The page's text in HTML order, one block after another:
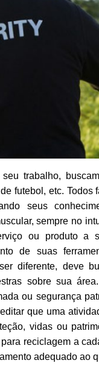
trabalho,
futebol, etc. Todos
seus
sempre no
ou produto a
de suas
diferente, deve
sobre sua
ou segurança
que uma
vidas ou
reciclagem a
adequado ao